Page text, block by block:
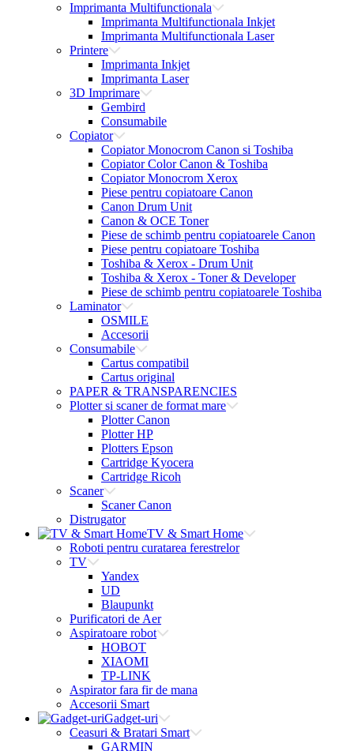
Imprimanta Multifunctionala
Imprimanta Multifunctionala Inkjet
Imprimanta Multifunctionala Laser
Printere
Imprimanta Inkjet
Imprimanta Laser
3D Imprimare
Gembird
Consumabile
Copiator
Copiator Monocrom Canon si Toshiba
Copiator Color Canon & Toshiba
Copiator Monocrom Xerox
Piese pentru copiatoare Canon
Canon Drum Unit
Canon & OCE Toner
Piese de schimb pentru copiatoarele Canon
Piese pentru copiatoare Toshiba
Toshiba & Xerox - Drum Unit
Toshiba & Xerox - Toner & Developer
Piese de schimb pentru copiatoarele Toshiba
Laminator
OSMILE
Accesorii
Consumabile
Cartus compatibil
Cartus original
PAPER & TRANSPARENCIES
Plotter si scaner de format mare
Plotter Canon
Plotter HP
Plotters Epson
Cartridge Kyocera
Cartridge Ricoh
Scaner
Scaner Canon
Distrugator
TV & Smart Home
Roboti pentru curatarea ferestrelor
TV
Yandex
UD
Blaupunkt
Purificatori de Aer
Aspiratoare robot
HOBOT
XIAOMI
TP-LINK
Aspirator fara fir de mana
Accesorii Smart
Gadget-uri
Ceasuri & Bratari Smart
GARMIN